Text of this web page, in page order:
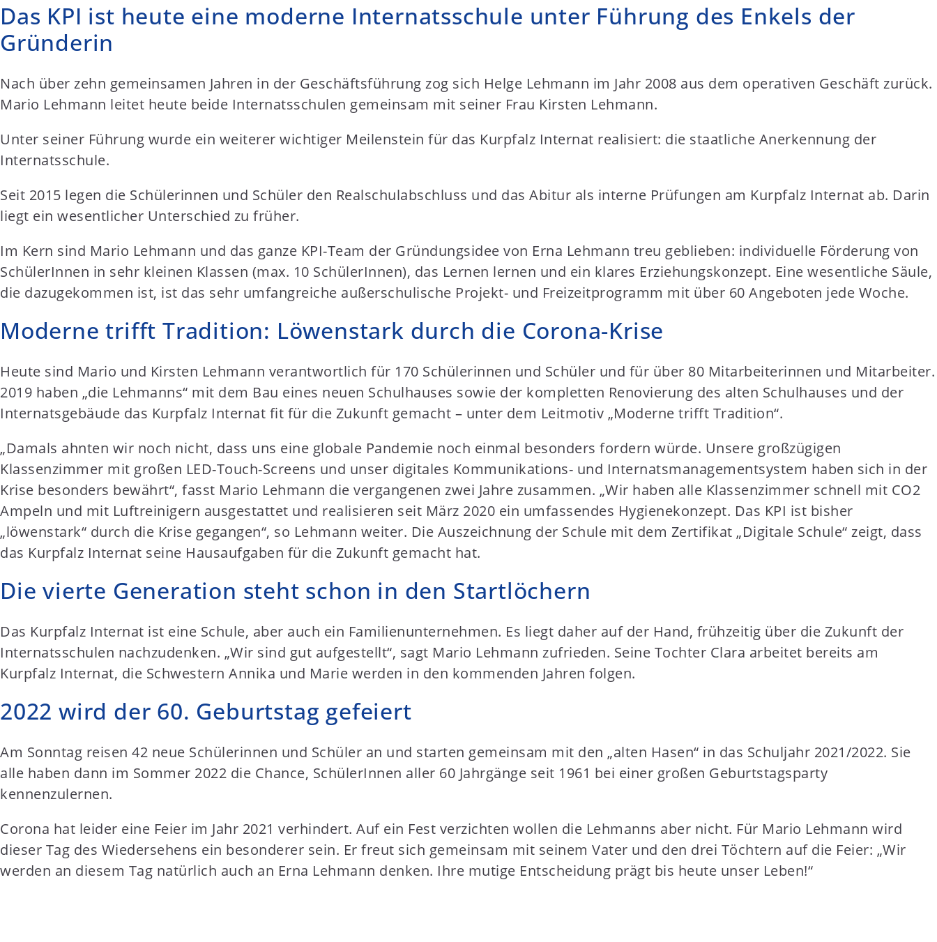
Das KPI ist heute eine moderne Internatsschule unter Führung des Enkels der
Gründerin
Nach über zehn gemeinsamen Jahren in der Geschäftsführung zog sich Helge Lehmann im Jahr 2008 aus dem operativen Geschäft zurück.
Mario Lehmann leitet heute beide Internatsschulen gemeinsam mit seiner Frau Kirsten Lehmann.
Unter seiner Führung wurde ein weiterer wichtiger Meilenstein für das Kurpfalz Internat realisiert: die staatliche Anerkennung der
Internatsschule.
Seit 2015 legen die Schülerinnen und Schüler den Realschulabschluss und das Abitur als interne Prüfungen am Kurpfalz Internat ab. Darin
liegt ein wesentlicher Unterschied zu früher.
Im Kern sind Mario Lehmann und das ganze KPI-Team der Gründungsidee von Erna Lehmann treu geblieben: individuelle Förderung von
SchülerInnen in sehr kleinen Klassen (max. 10 SchülerInnen), das Lernen lernen und ein klares Erziehungskonzept. Eine wesentliche Säule,
die dazugekommen ist, ist das sehr umfangreiche außerschulische Projekt- und Freizeitprogramm mit über 60 Angeboten jede Woche.
Moderne trifft Tradition: Löwenstark durch die Corona-Krise
Heute sind Mario und Kirsten Lehmann verantwortlich für 170 Schülerinnen und Schüler und für über 80 Mitarbeiterinnen und Mitarbeiter.
2019 haben „die Lehmanns“ mit dem Bau eines neuen Schulhauses sowie der kompletten Renovierung des alten Schulhauses und der
Internatsgebäude das Kurpfalz Internat fit für die Zukunft gemacht – unter dem Leitmotiv „Moderne trifft Tradition“.
„Damals ahnten wir noch nicht, dass uns eine globale Pandemie noch einmal besonders fordern würde. Unsere großzügigen
Klassenzimmer mit großen LED-Touch-Screens und unser digitales Kommunikations- und Internatsmanagementsystem haben sich in der
Krise besonders bewährt“, fasst Mario Lehmann die vergangenen zwei Jahre zusammen. „Wir haben alle Klassenzimmer schnell mit CO2
Ampeln und mit Luftreinigern ausgestattet und realisieren seit März 2020 ein umfassendes Hygienekonzept. Das KPI ist bisher
„löwenstark“ durch die Krise gegangen“, so Lehmann weiter. Die Auszeichnung der Schule mit dem Zertifikat „Digitale Schule“ zeigt, dass
das Kurpfalz Internat seine Hausaufgaben für die Zukunft gemacht hat.
Die vierte Generation steht schon in den Startlöchern
Das Kurpfalz Internat ist eine Schule, aber auch ein Familienunternehmen. Es liegt daher auf der Hand, frühzeitig über die Zukunft der
Internatsschulen nachzudenken. „Wir sind gut aufgestellt“, sagt Mario Lehmann zufrieden. Seine Tochter Clara arbeitet bereits am
Kurpfalz Internat, die Schwestern Annika und Marie werden in den kommenden Jahren folgen.
2022 wird der 60. Geburtstag gefeiert
Am Sonntag reisen 42 neue Schülerinnen und Schüler an und starten gemeinsam mit den „alten Hasen“ in das Schuljahr 2021/2022. Sie
alle haben dann im Sommer 2022 die Chance, SchülerInnen aller 60 Jahrgänge seit 1961 bei einer großen Geburtstagsparty
kennenzulernen.
Corona hat leider eine Feier im Jahr 2021 verhindert. Auf ein Fest verzichten wollen die Lehmanns aber nicht. Für Mario Lehmann wird
dieser Tag des Wiedersehens ein besonderer sein. Er freut sich gemeinsam mit seinem Vater und den drei Töchtern auf die Feier: „Wir
werden an diesem Tag natürlich auch an Erna Lehmann denken. Ihre mutige Entscheidung prägt bis heute unser Leben!“